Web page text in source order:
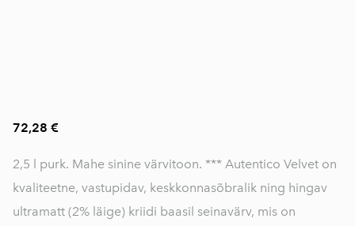
72,28 €
2,5 l purk. Mahe sinine värvitoon. *** Autentico Velvet on
kvaliteetne, vastupidav, keskkonnasõbralik ning hingav
ultramatt (2% läige) kriidi baasil seinavärv, mis on